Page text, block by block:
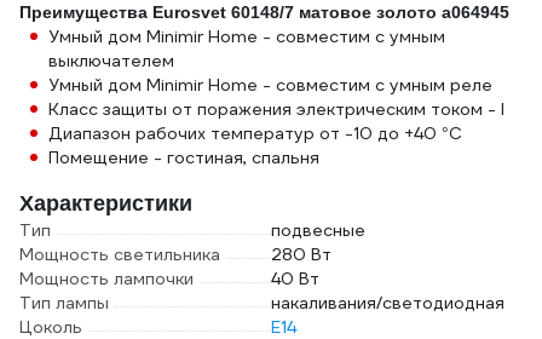
Преимущества Eurosvet 60148/7 матовое золото a064945
Умный дом Minimir Home - совместим с умным
выключателем
Умный дом Minimir Home - совместим с умным реле
Класс защиты от поражения электрическим током - I
Диапазон рабочих температур от -10 до +40 °C
Помещение - гостиная, спальня
Характеристики
Тип
подвесные
Мощность светильника
280 Вт
Мощность лампочки
40 Вт
Тип лампы
накаливания/светодиодная
Цоколь
E14